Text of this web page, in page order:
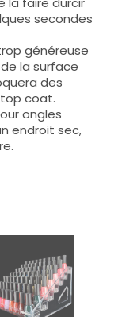
secondes
généreuse
la surface
des
coat.
ongles
endroit sec,